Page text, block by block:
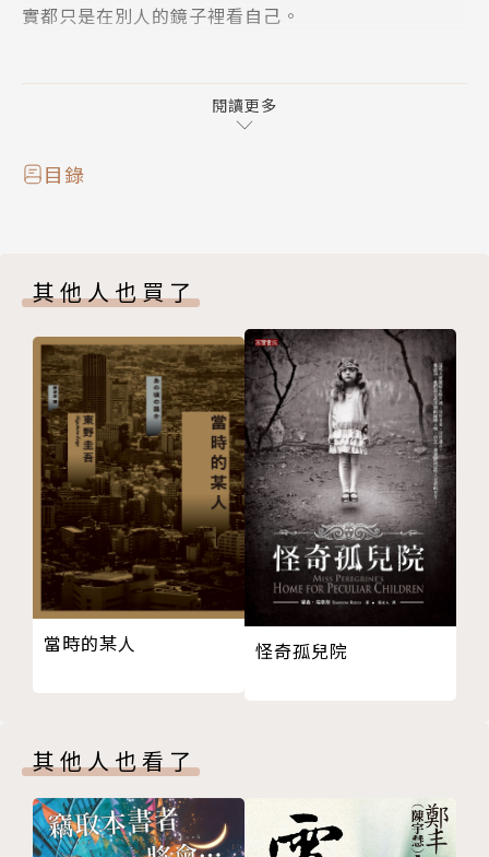
實都只是在別人的鏡子裡看自己。
為人，要不就是追求一個安穩的生活，要不就是找個偉
大的目標生存。警察，或許是最好的選擇。可是大哥卻
不贊成，他說警察命賤，不過是當權者的保鑣，我只好
糾紛，竟演變成政治鬥爭，矛盾一觸即發，社會也隨之
惡。但百姓呢？最終只能任人宰割。
我們是人，不是螞蟻。我無法理解，徹底撕裂這個社
會，並傷害自己應該保護的對象，到底有什麼值得？但
在人心惶惶的此時此刻，弱小的我也只能消極地祈求自
身的安全。
直到那天，我認識了編號「6663」與「4447」兩位阿
Sir，並偶然聽見鄰居密謀的計畫，人生便落入了不可
逆轉的漩渦，從此再也無法回頭……
香港的近代浮世繪――豪門恩怨、黑幫角力、越獄囚犯、
內鬼惡鬥、警廉衝突、左派暴動，陳浩基用剃刀邊緣的
感性，環環相扣的劇情，刻劃了愛恨、嫉妒、復仇與榮
譽，完美融合「本格派」與「社會派」精髓，堪稱21
閱讀更多
目錄
其他人也買了
當時的某人 怪奇孤兒院
其他人也看了